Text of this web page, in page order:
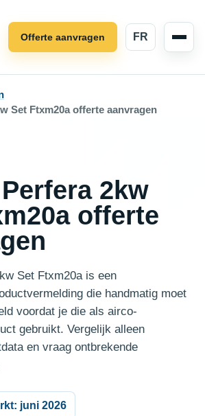
FR
Offerte aanvragen
Set Ftxm20a offerte aanvragen
2kw
offerte
Set Ftxm20a is een
die handmatig moet
voordat je die als airco-
gebruikt. Vergelijk alleen
en vraag ontbrekende
juni 2026